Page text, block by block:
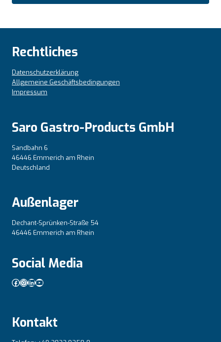
Rechtliches
Datenschutzerklärung
Allgemeine Geschäftsbedingungen
Impressum
Saro Gastro-Products GmbH
Sandbahn 6
46446 Emmerich am Rhein
Deutschland
Außenlager
Dechant-Sprünken-Straße 54
46446 Emmerich am Rhein
Social Media
Facebook
Instagram
LinkedIn
YouTube
Kontakt